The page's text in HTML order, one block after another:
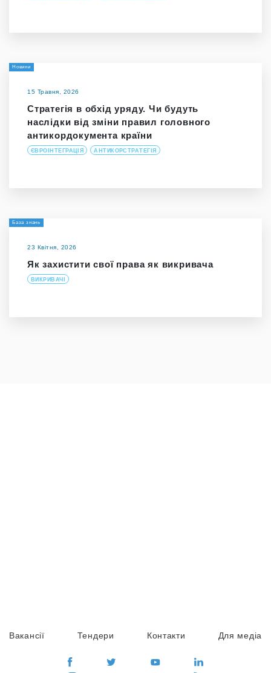
Новини
15 Травня, 2026
Стратегія в обхід уряду. Чи будуть
наслідки від зміни правил головного
антикордокумента країни
ЄВРОІНТЕГРАЦІЯ АНТИКОРСТРАТЕГІЯ
База знань
23 Квітня, 2026
Як захистити свої права як викривача
ВИКРИВАЧІ
Вакансії Тендери Контакти Для медіа